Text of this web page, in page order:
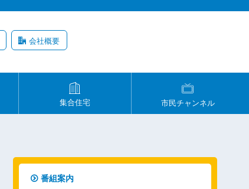
会社概要
集合住宅 市民チャンネル
番組案内